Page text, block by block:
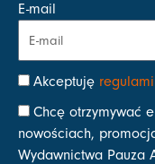
E-mail
Akceptuję
Chcę otrzymywać
nowościach,
Wydawnictwa Pauza